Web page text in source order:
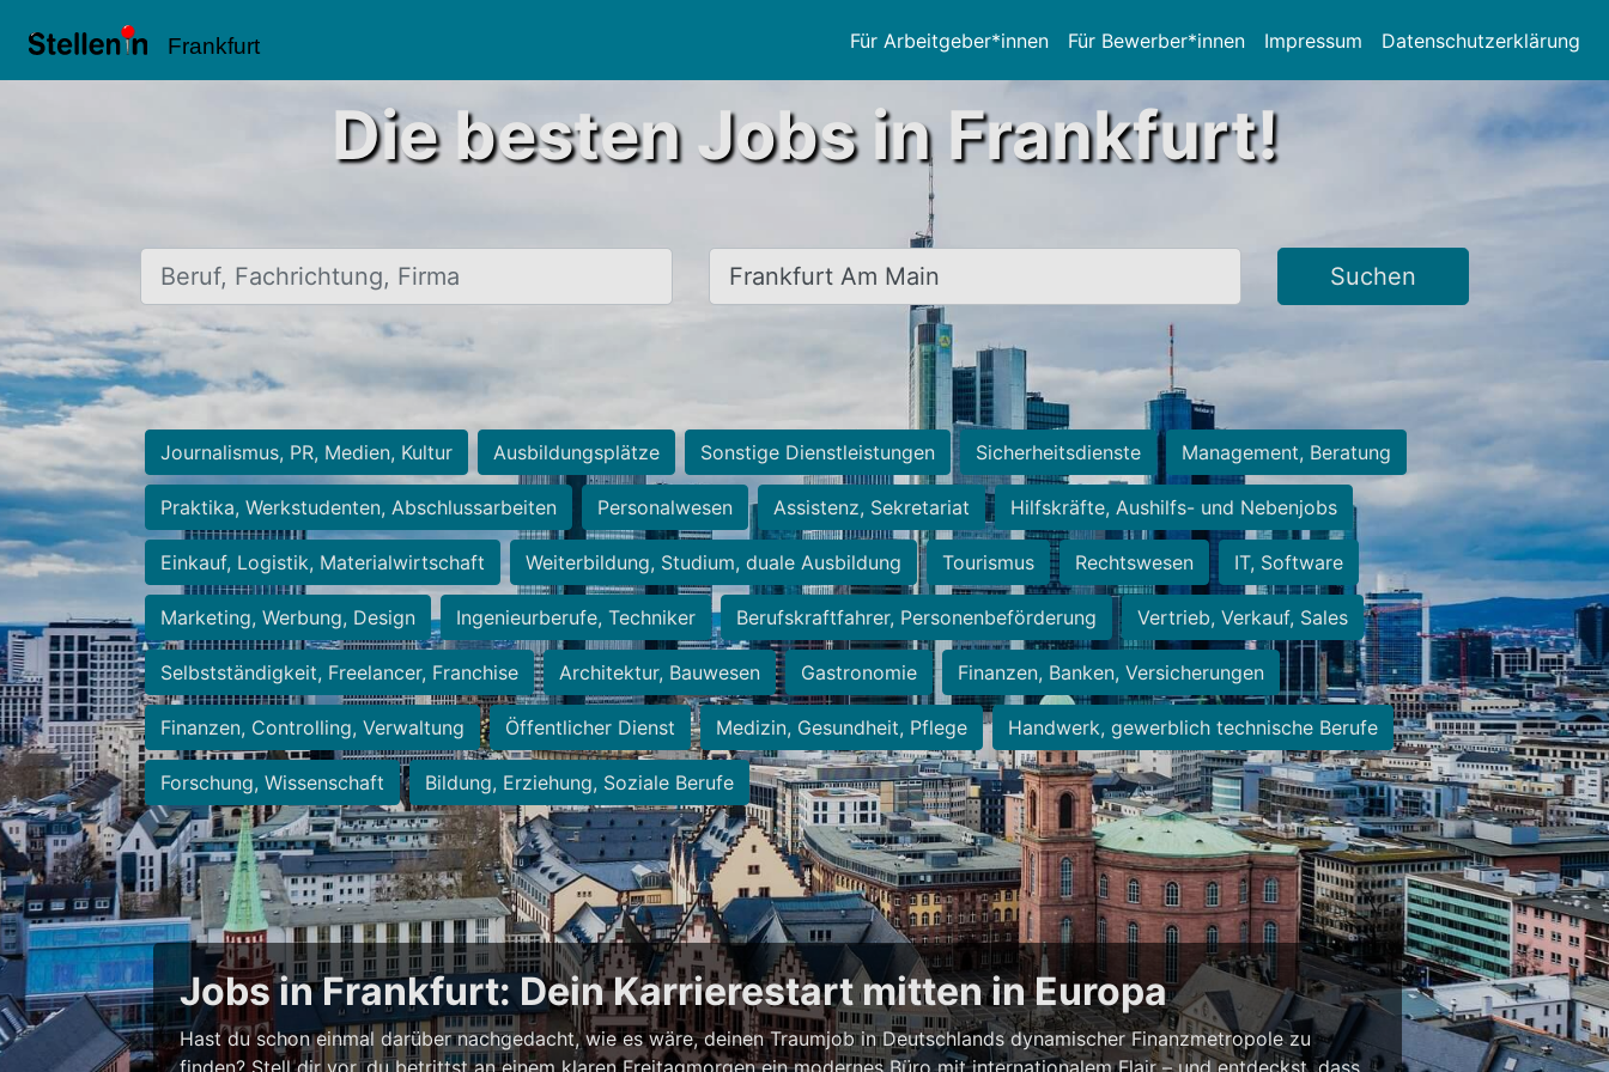
Frankfurt Für Arbeitgeber*innen Für Bewerber*innen Impressum Datenschutzerklärung
Die besten Jobs in Frankfurt!
Beruf, Fachrichtung, Firma Ort, Stadt Suchen
Journalismus, PR, Medien, Kultur Ausbildungsplätze Sonstige Dienstleistungen Sicherheitsdienste Management, Beratung
Praktika, Werkstudenten, Abschlussarbeiten Personalwesen Assistenz, Sekretariat Hilfskräfte, Aushilfs- und Nebenjobs
Einkauf, Logistik, Materialwirtschaft Weiterbildung, Studium, duale Ausbildung Tourismus Rechtswesen IT, Software
Marketing, Werbung, Design Ingenieurberufe, Techniker Berufskraftfahrer, Personenbeförderung Vertrieb, Verkauf, Sales
Selbstständigkeit, Freelancer, Franchise Architektur, Bauwesen Gastronomie Finanzen, Banken, Versicherungen
Finanzen, Controlling, Verwaltung Öffentlicher Dienst Medizin, Gesundheit, Pflege Handwerk, gewerblich technische Berufe
Forschung, Wissenschaft Bildung, Erziehung, Soziale Berufe
Jobs in Frankfurt: Dein Karrierestart mitten in Europa
Hast du schon einmal darüber nachgedacht, wie es wäre, deinen Traumjob in Deutschlands dynamischer Finanzmetropole zu